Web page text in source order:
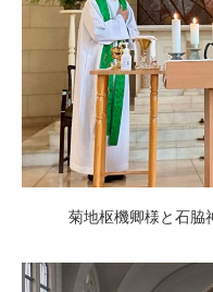
菊地枢機卿様と石脇